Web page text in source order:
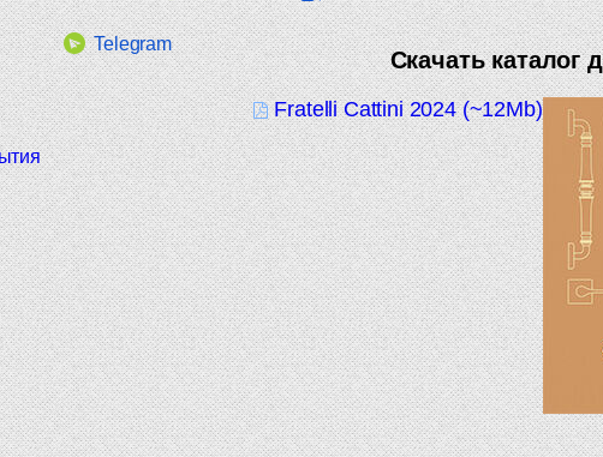
Скачать каталог
Fratelli Cattini 2024 (~12Mb)
Telegram